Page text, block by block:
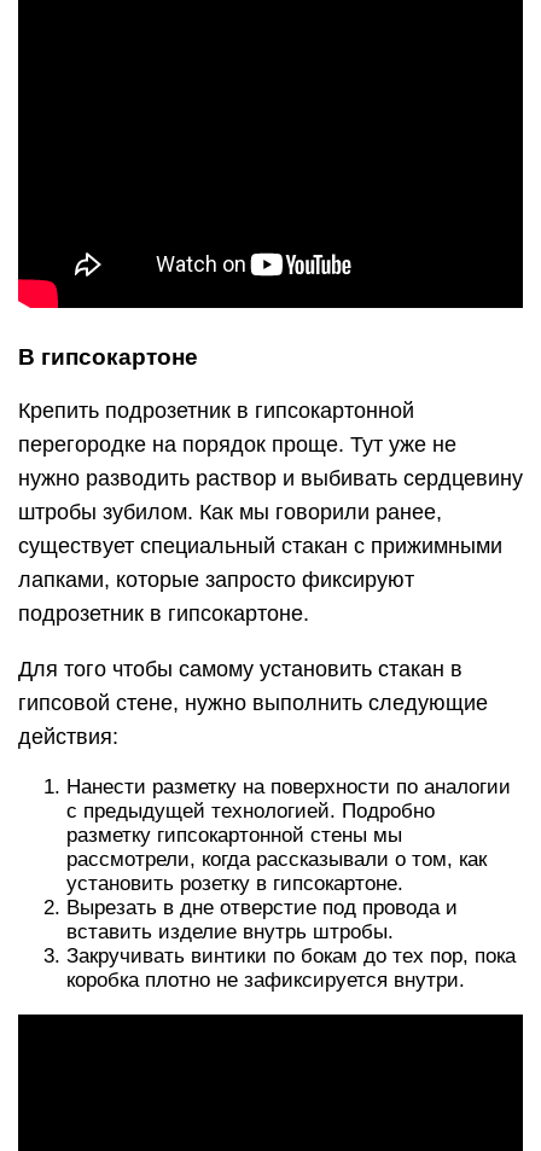
В гипсокартоне
Крепить подрозетник в гипсокартонной
перегородке на порядок проще. Тут уже не
нужно разводить раствор и выбивать сердцевину
штробы зубилом. Как мы говорили ранее,
существует специальный стакан с прижимными
лапками, которые запросто фиксируют
подрозетник в гипсокартоне.
Для того чтобы самому установить стакан в
гипсовой стене, нужно выполнить следующие
действия:
Нанести разметку на поверхности по аналогии
с предыдущей технологией. Подробно
разметку гипсокартонной стены мы
рассмотрели, когда рассказывали о том, как
установить розетку в гипсокартоне.
Вырезать в дне отверстие под провода и
вставить изделие внутрь штробы.
Закручивать винтики по бокам до тех пор, пока
коробка плотно не зафиксируется внутри.